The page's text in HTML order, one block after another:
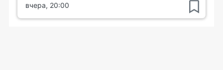
вчера, 20:00